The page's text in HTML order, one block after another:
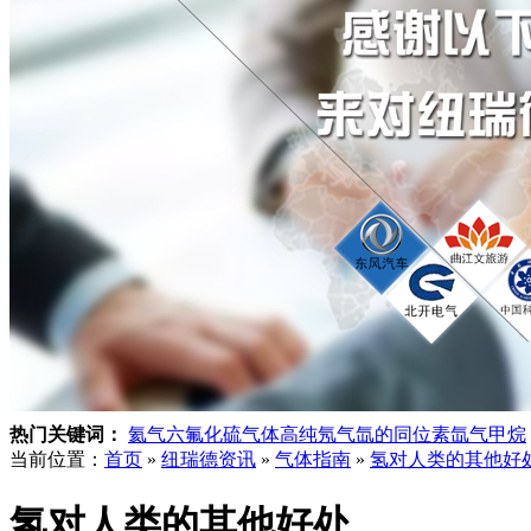
热门关键词： 氦气六氟化硫气体高纯氖气氙的同位素氙气甲烷
当前位置： 首页 » 纽瑞德资讯 » 气体指南 » 氢对人类的其他好